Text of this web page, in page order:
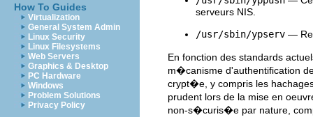
How To Guides
Virtualization
General System Admin
Linux Security
Linux Filesystems
Web Servers
Graphics & Desktop
PC Hardware
Windows
Problem Solutions
Privacy Policy
serveurs NIS.
/usr/sbin/ypserv —
En fonction des standards
m�canisme d'authentification
crypt�e, y compris les
prudent lors de la mise en
non-s�curis�e par nature,